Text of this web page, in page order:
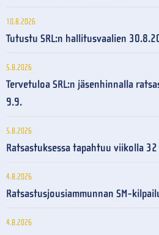
10.8.2026
Tutustu SRL:n hallitusvaalien
5.8.2026
Tervetuloa SRL:n jäsenhinnalla
9.9.
5.8.2026
Ratsastuksessa tapahtuu viikolla 32
4.8.2026
Ratsastusjousiammunnan SM-
4.8.2026